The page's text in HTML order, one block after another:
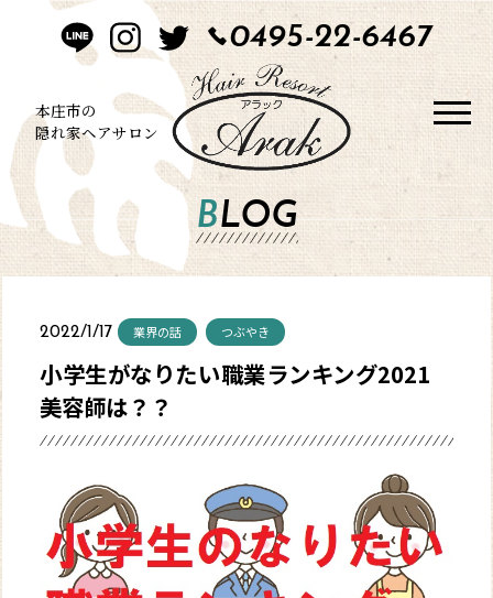
HOME
CONCEPT
STYLE
MENU
SALON
WEB 予約
0495-22-6467
本庄市の
隠れ家ヘアサロン
BLOG
2022/1/17 業界の話 つぶやき
小学生がなりたい職業ランキング2021
美容師は？？